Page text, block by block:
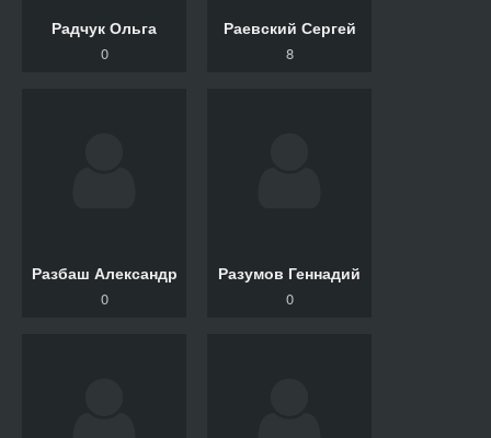
Радчук Ольга
0
Раевский Сергей
8
Разбаш Александр
0
Разумов Геннадий
0